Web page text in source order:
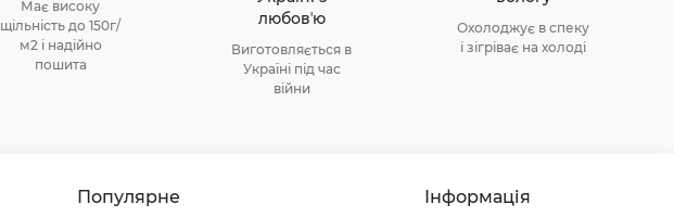
Має високу
щільність до 150г/
м2 і надійно
пошита
любовʼю
Виготовляється в
Україні під час
війни
Охолоджує в спеку
і зігріває на холоді
Популярне Інформація